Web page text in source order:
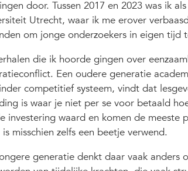
door. Tussen 2017 en 2023 was ik
Utrecht, waar ik me erover
om jonge onderzoekers in eigen tijd
die ik hoorde gingen over
Een oudere generatie
competitief systeem, vindt dat
is waar je niet per se voor betaald
investering waard en komen de meeste
misschien zelfs een beetje verwend.
generatie denkt daar vaak anders